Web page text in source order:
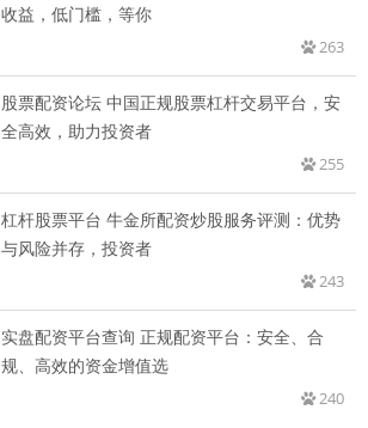
收益，低门槛，等你
263
股票配资论坛 中国正规股票杠杆交易平台，安
全高效，助力投资者
255
杠杆股票平台 牛金所配资炒股服务评测：优势
与风险并存，投资者
243
实盘配资平台查询 正规配资平台：安全、合
规、高效的资金增值选
240